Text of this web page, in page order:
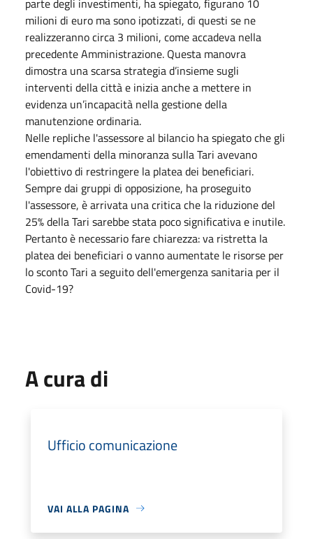
milioni di euro ma sono ipotizzati, di questi se ne
realizzeranno circa 3 milioni, come accadeva nella
precedente Amministrazione. Questa manovra
dimostra una scarsa strategia d’insieme sugli
interventi della città e inizia anche a mettere in
evidenza un’incapacità nella gestione della
manutenzione ordinaria.
Nelle repliche l'assessore al bilancio ha spiegato che gli
emendamenti della minoranza sulla Tari avevano
l'obiettivo di restringere la platea dei beneficiari.
Sempre dai gruppi di opposizione, ha proseguito
l'assessore, è arrivata una critica che la riduzione del
25% della Tari sarebbe stata poco significativa e inutile.
Pertanto è necessario fare chiarezza: va ristretta la
platea dei beneficiari o vanno aumentate le risorse per
lo sconto Tari a seguito dell'emergenza sanitaria per il
Covid-19?
A cura di
Ufficio comunicazione
VAI ALLA PAGINA